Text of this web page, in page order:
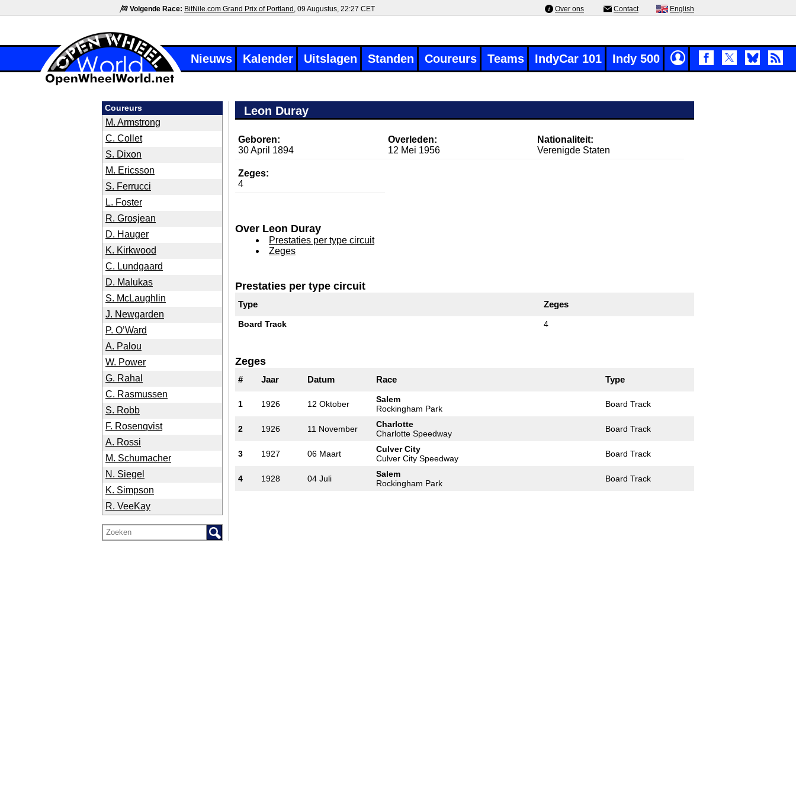
Volgende Race: BitNile.com Grand Prix of Portland , 09 Augustus, 22:27 CET Over ons Contact English
Nieuws Kalender Uitslagen Standen Coureurs Teams IndyCar 101 Indy 500
Coureurs
M. Armstrong
C. Collet
S. Dixon
M. Ericsson
S. Ferrucci
L. Foster
R. Grosjean
D. Hauger
K. Kirkwood
C. Lundgaard
D. Malukas
S. McLaughlin
J. Newgarden
P. O’Ward
A. Palou
W. Power
G. Rahal
C. Rasmussen
S. Robb
F. Rosenqvist
A. Rossi
M. Schumacher
N. Siegel
K. Simpson
R. VeeKay
Leon Duray
Geboren:
30 April 1894
Overleden:
12 Mei 1956
Nationaliteit:
Verenigde Staten
Zeges:
4
Over Leon Duray
Prestaties per type circuit
Zeges
Prestaties per type circuit
Type Zeges
Board Track 4
Zeges
# Jaar Datum Race Type
1 1926 12 Oktober
Salem
Rockingham Park
Board Track
2 1926 11 November
Charlotte
Charlotte Speedway
Board Track
3 1927 06 Maart
Culver City
Culver City Speedway
Board Track
4 1928 04 Juli
Salem
Rockingham Park
Board Track